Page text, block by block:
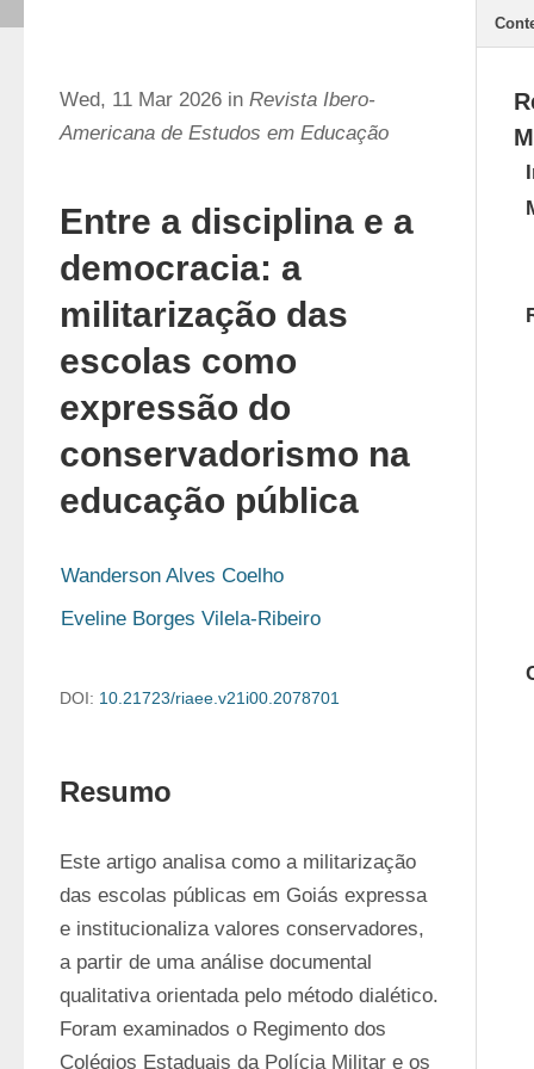
Wed, 11 Mar 2026 in Revista Ibero-
Americana de Estudos em Educação
Entre a disciplina e a
democracia: a
militarização das
escolas como
expressão do
conservadorismo na
educação pública
Wanderson Alves Coelho
Eveline Borges Vilela-Ribeiro
DOI: 10.21723/riaee.v21i00.2078701
Resumo
Este artigo analisa como a militarização
das escolas públicas em Goiás expressa
e institucionaliza valores conservadores,
a partir de uma análise documental
qualitativa orientada pelo método dialético.
Foram examinados o Regimento dos
Colégios Estaduais da Polícia Militar e os